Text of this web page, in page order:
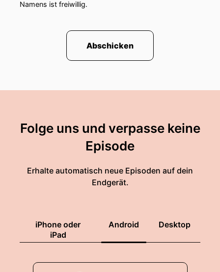
Namens ist freiwillig.
Abschicken
Folge uns und verpasse keine
Episode
Erhalte automatisch neue Episoden auf dein
Endgerät.
iPhone oder
iPad
Android Desktop